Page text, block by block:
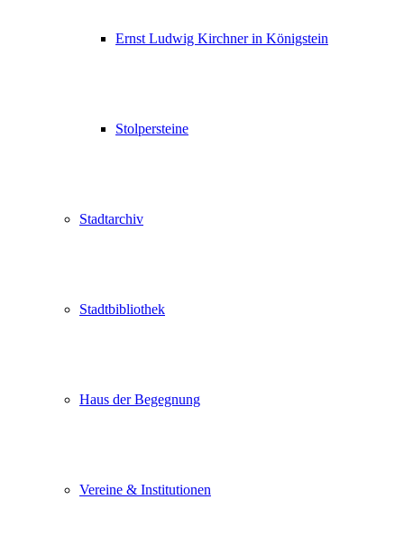
Ernst Ludwig Kirchner in Königstein
Stolpersteine
Stadtarchiv
Stadtbibliothek
Haus der Begegnung
Vereine & Institutionen